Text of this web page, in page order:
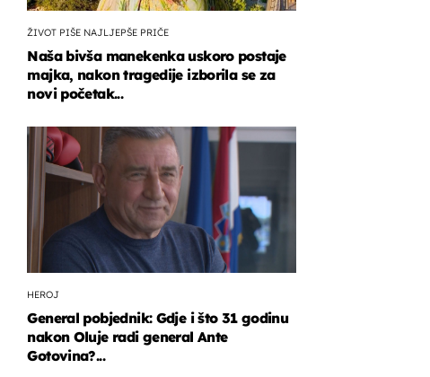
ŽIVOT PIŠE NAJLJEPŠE PRIČE
Naša bivša manekenka uskoro postaje
majka, nakon tragedije izborila se za
novi početak...
HEROJ
General pobjednik: Gdje i što 31 godinu
nakon Oluje radi general Ante
Gotovina?...